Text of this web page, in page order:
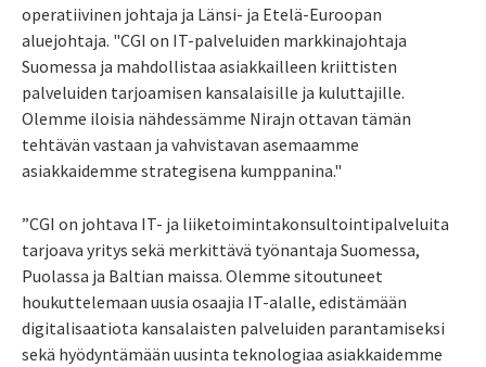
operatiivinen johtaja ja Länsi- ja Etelä-Euroopan
aluejohtaja. "CGI on IT-palveluiden markkinajohtaja
Suomessa ja mahdollistaa asiakkailleen kriittisten
palveluiden tarjoamisen kansalaisille ja kuluttajille.
Olemme iloisia nähdessämme Nirajn ottavan tämän
tehtävän vastaan ja vahvistavan asemaamme
asiakkaidemme strategisena kumppanina."
”CGI on johtava IT- ja liiketoimintakonsultointipalveluita
tarjoava yritys sekä merkittävä työnantaja Suomessa,
Puolassa ja Baltian maissa. Olemme sitoutuneet
houkuttelemaan uusia osaajia IT-alalle, edistämään
digitalisaatiota kansalaisten palveluiden parantamiseksi
sekä hyödyntämään uusinta teknologiaa asiakkaidemme